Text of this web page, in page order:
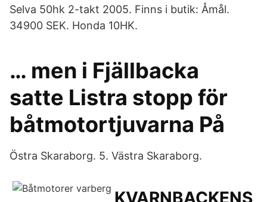
Selva 50hk 2-takt 2005. Finns i butik: Åmål.
34900 SEK. Honda 10HK.
… men i Fjällbacka
satte Listra stopp för
båtmotortjuvarna På
Östra Skaraborg. 5. Västra Skaraborg.
KVARNBACKENS